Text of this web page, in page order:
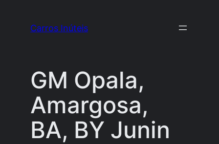
Carros Inúteis
GM Opala,
Amargosa,
BA, BY Junin